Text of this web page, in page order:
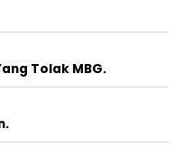
Tolak MBG.